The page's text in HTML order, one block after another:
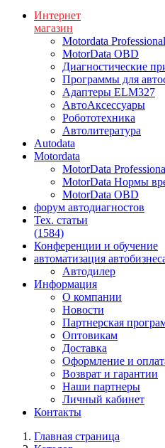
Интернет
магазин
Motordata Professional
MotorData OBD
Диагностические
Программы для
Адаптеры ELM327
АвтоАксессуары
Робототехника
Автолитература
Autodata
Motordata
MotorData
MotorData Нормы
MotorData OBD
форум автодиагностов
Тех. статьи
(1584)
Конференции и обучение
автоматизация
Автодилер
Информация
О компании
Новости
Партнерская
Оптовикам
Доставка
Оформление и
Возврат и гарантии
Наши партнеры
Личный кабинет
Контакты
Главная страница